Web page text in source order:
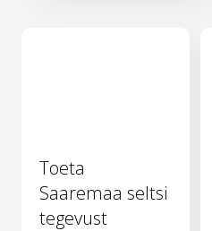
Toeta
Saaremaa seltsi
tegevust